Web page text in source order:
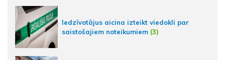
Iedzīvotājus aicina izteikt viedokli par
saistošajiem noteikumiem (3)